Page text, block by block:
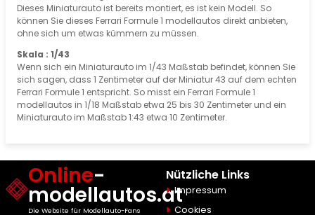
Dieses Miniaturauto ist bereits montiert, es ist kein Modell. So
können Sie dieses Ferrari Formule 1 modellautos direkt anbieten,
ohne sich um etwas kümmern zu müssen.
Skala : 1/43
Wenn sich ein Miniaturauto im 1/43 Maßstab befindet, können Sie
sich sagen, dass 1 Zentimeter auf der Miniatur 43 auf dem echten
Ferrari Formule 1 entspricht. So misst ein Ferrari Formule 1
modellautos in 1/18 Maßstab etwa 25 bis 30 Zentimeter und ein
Miniaturauto im Maßstab 1:43 etwa 10 Zentimeter.
Online-
modellautos.at
Die Website für Modellauto-Fans
Nützliche Links
Impressum
Cookies